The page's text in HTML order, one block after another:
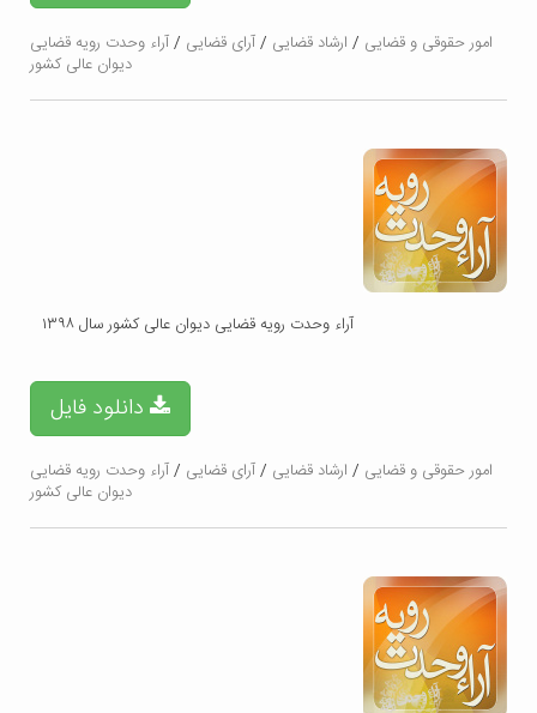
امور حقوقی و قضایی / ارشاد قضایی /آرای قضایی /آراء وحدت رویه قضایی
دیوان عالی کشور
آراء وحدت رویه قضایی دیوان عالی کشور سال ۱۳۹۸
دانلود فایل
امور حقوقی و قضایی / ارشاد قضایی /آرای قضایی /آراء وحدت رویه قضایی
دیوان عالی کشور